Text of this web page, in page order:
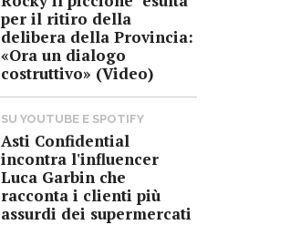
per il ritiro della
delibera della Provincia:
«Ora un dialogo
costruttivo» (Video)
SU YOUTUBE E SPOTIFY
Asti Confidential
incontra l'influencer
Luca Garbin che
racconta i clienti più
assurdi dei supermercati